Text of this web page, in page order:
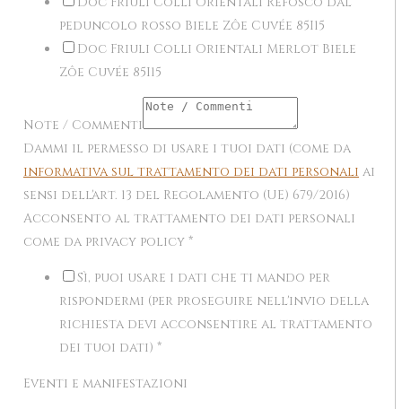
peduncolo rosso Biele Zôe Cuvée 85I15
Doc Friuli Colli Orientali Merlot Biele
Zôe Cuvée 85I15
Note / Commenti
Dammi il permesso di usare i tuoi dati (come da
informativa sul trattamento dei dati personali ai
sensi dell'art. 13 del Regolamento (UE) 679/2016)
Acconsento al trattamento dei dati personali
come da privacy policy *
Sì, puoi usare i dati che ti mando per
rispondermi (per proseguire nell'invio della
richiesta devi acconsentire al trattamento
dei tuoi dati) *
Eventi e manifestazioni